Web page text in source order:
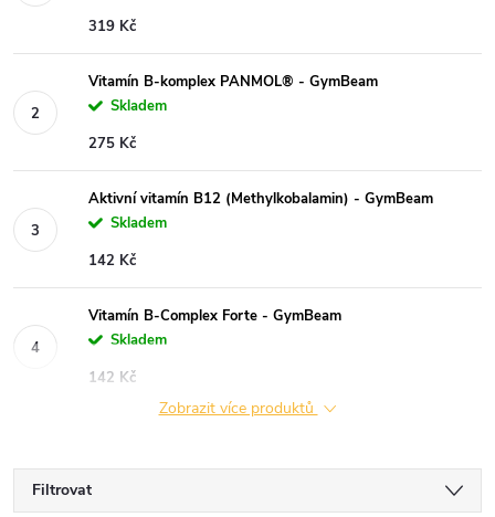
319 Kč
Vitamín B-komplex PANMOL® - GymBeam
Skladem
275 Kč
Aktivní vitamín B12 (Methylkobalamin) - GymBeam
Skladem
142 Kč
Vitamín B-Complex Forte - GymBeam
Skladem
142 Kč
Zobrazit více produktů
Filtrovat